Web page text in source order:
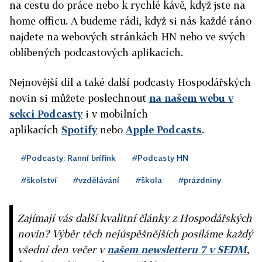
na cestu do práce nebo k rychlé kávě, když jste na
home officu. A budeme rádi, když si nás každé ráno
najdete na webových stránkách HN nebo ve svých
oblíbených podcastových aplikacích.
Nejnovější díl a také další podcasty Hospodářských
novin si můžete poslechnout na našem webu v
sekci Podcastyi v mobilních
aplikacích Spotify nebo Apple Podcasts.
#Podcasty: Ranní brífink #Podcasty HN
#školství #vzdělávání #škola #prázdniny
Zajímají vás další kvalitní články z Hospodářských
novin? Výběr těch nejúspěšnějších posíláme každý
všední den večer vnašem newsletteru 7 v SEDM,